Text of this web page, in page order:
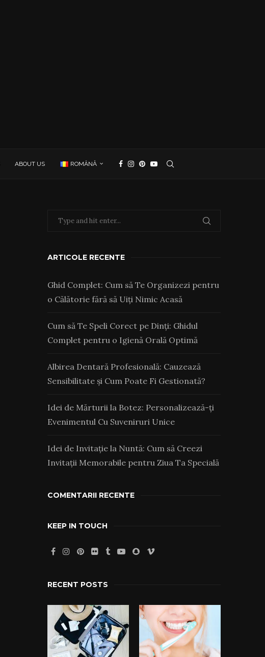
ABOUT US ROMÂNĂ
ARTICOLE RECENTE
Ghid Complet: Cum să Te Organizezi pentru
o Călătorie fără să Uiți Nimic Acasă
Cum să Te Speli Corect pe Dinți: Ghidul
Complet pentru o Igienă Orală Optimă
Albirea Dentară Profesională: Cauzează
Sensibilitate și Cum Poate Fi Gestionată?
Idei de Mărturii la Botez: Personalizează-ți
Evenimentul Cu Suveniruri Unice
Idei de Invitație la Nuntă: Cum să Creezi
Invitații Memorabile pentru Ziua Ta Specială
COMENTARII RECENTE
KEEP IN TOUCH
RECENT POSTS